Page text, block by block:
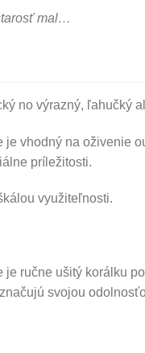
mal…
no výrazný, ľahučký
je vhodný na oživenie
príležitosti.
využiteľnosti.
je ručne ušitý korálku
svojou